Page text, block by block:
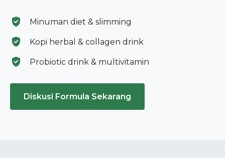
Minuman diet & slimming
Kopi herbal & collagen drink
Probiotic drink & multivitamin
Diskusi Formula Sekarang